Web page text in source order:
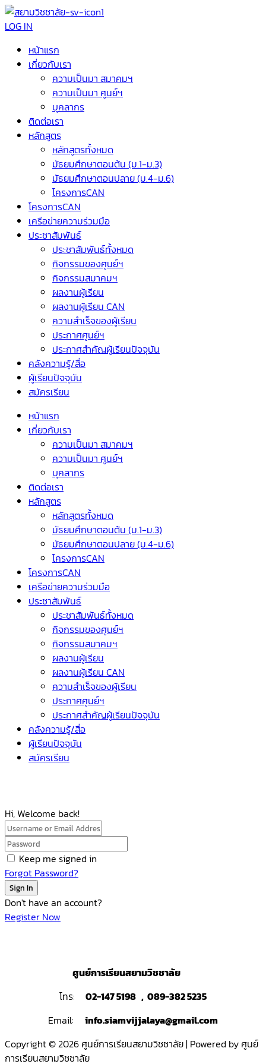
LOG IN
หน้าแรก
เกี่ยวกับเรา
ความเป็นมา สมาคมฯ
ความเป็นมา ศูนย์ฯ
บุคลากร
ติดต่อเรา
หลักสูตร
หลักสูตรทั้งหมด
มัธยมศึกษาตอนต้น (ม.1-ม.3)
มัธยมศึกษาตอนปลาย (ม.4-ม.6)
โครงการCAN
โครงการCAN
เครือข่ายความร่วมมือ
ประชาสัมพันธ์
ประชาสัมพันธ์ทั้งหมด
กิจกรรมของศูนย์ฯ
กิจกรรมสมาคมฯ
ผลงานผู้เรียน
ผลงานผู้เรียน CAN
ความสำเร็จของผู้เรียน
ประกาศศูนย์ฯ
ประกาศสำคัญผู้เรียนปัจจุบัน
คลังความรู้/สื่อ
ผู้เรียนปัจจุบัน
สมัครเรียน
หน้าแรก
เกี่ยวกับเรา
ความเป็นมา สมาคมฯ
ความเป็นมา ศูนย์ฯ
บุคลากร
ติดต่อเรา
หลักสูตร
หลักสูตรทั้งหมด
มัธยมศึกษาตอนต้น (ม.1-ม.3)
มัธยมศึกษาตอนปลาย (ม.4-ม.6)
โครงการCAN
โครงการCAN
เครือข่ายความร่วมมือ
ประชาสัมพันธ์
ประชาสัมพันธ์ทั้งหมด
กิจกรรมของศูนย์ฯ
กิจกรรมสมาคมฯ
ผลงานผู้เรียน
ผลงานผู้เรียน CAN
ความสำเร็จของผู้เรียน
ประกาศศูนย์ฯ
ประกาศสำคัญผู้เรียนปัจจุบัน
คลังความรู้/สื่อ
ผู้เรียนปัจจุบัน
สมัครเรียน
Hi, Welcome back!
Keep me signed in
Forgot Password?
Sign In
Don't have an account?
Register Now
ศูนย์การเรียนสยามวิชชาลัย
โทร:
02-147 5198 , 089-382 5235
Email:
info.siamvijjalaya@gmail.com
Copyright © 2026 ศูนย์การเรียนสยามวิชชาลัย | Powered by ศูนย์
การเรียนสยามวิชชาลัย